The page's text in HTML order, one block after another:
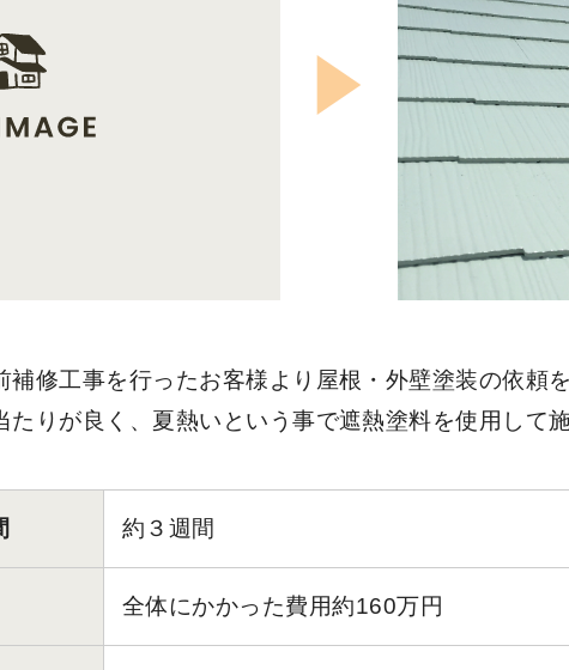
補修工事を行ったお客様より屋根・外壁塗装の依頼
たりが良く、夏熱いという事で遮熱塗料を使用して
約３週間
全体にかかった費用約160万円